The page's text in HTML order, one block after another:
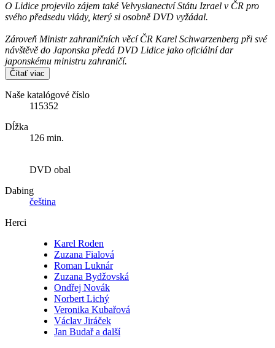
O Lidice projevilo zájem také Velvyslanectví Státu Izrael v ČR pro
svého předsedu vlády, který si osobně DVD vyžádal.
Zároveň Ministr zahraničních věcí ČR Karel Schwarzenberg při své
návštěvě do Japonska předá DVD Lidice jako oficiální dar
japonskému ministru zahraničí.
Čítať viac
Naše katalógové číslo
115352
Dĺžka
126 min.
DVD obal
Dabing
čeština
Herci
Karel Roden
Zuzana Fialová
Roman Luknár
Zuzana Bydžovská
Ondřej Novák
Norbert Lichý
Veronika Kubařová
Václav Jiráček
Jan Budař a další